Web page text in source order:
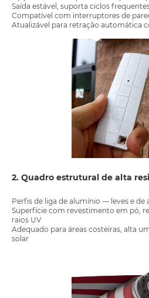
Saída estável, suporta ciclos
Compatível com interruptores de
Atualizável para retração automática
2. Quadro estrutural de alta
Perfis de liga de alumínio — leves e de
Superfície com revestimento em pó,
raios UV
Adequado para áreas costeiras, alta
solar